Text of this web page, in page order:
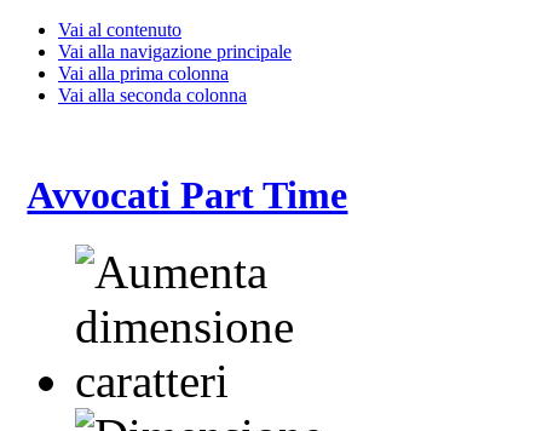
Vai al contenuto
Vai alla navigazione principale
Vai alla prima colonna
Vai alla seconda colonna
Avvocati Part Time